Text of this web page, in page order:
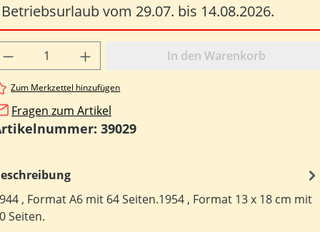
Betriebsurlaub vom 29.07. bis 14.08.2026.
Anzahl: Gib den gewünschten
In den Warenkorb
Zum Merkzettel hinzufügen
Fragen zum Artikel
39029
, Format A6 mit 64 Seiten.1954 , Format 13 x 18 cm mit
Seiten.